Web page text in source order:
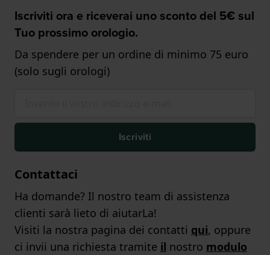
Iscriviti ora e riceverai uno sconto del 5€ sul
Tuo prossimo orologio.
Da spendere per un ordine di minimo 75 euro
(solo sugli orologi)
Iscriviti
Contattaci
Ha domande? Il nostro team di assistenza
clienti sarà lieto di aiutarLa!
Visiti la nostra pagina dei contatti qui, oppure
ci invii una richiesta tramite il nostro modulo